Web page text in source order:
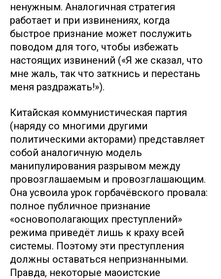
ненужным. Аналогичная стратегия
работает и при извинениях, когда
быстрое признание может послужить
поводом для того, чтобы избежать
настоящих извинений («Я же сказал, что
мне жаль, так что заткнись и перестань
меня раздражать!»).
Китайская коммунистическая партия
(наряду со многими другими
политическими акторами) представляет
собой аналогичную модель
манипулирования разрывом между
провозглашаемым и провозглашающим.
Она усвоила урок горбачёвского провала:
полное публичное признание
«основополагающих преступлений»
режима приведёт лишь к краху всей
системы. Поэтому эти преступления
должны оставаться непризнанными.
Правда, некоторые маоистские